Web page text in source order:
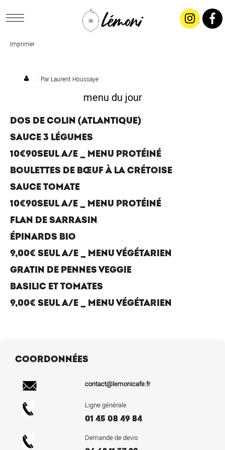
CONCEPT
SALADES & BUFFETS
TRAITEUR
CONTACTEZ-NOUS !
Imprimer
: Par Laurent Houssaye:
menu du jour
DOS DE COLIN (ATLANTIQUE)
SAUCE 3 LÉGUMES
10€90SEUL A/E _ MENU PROTÉINÉ
BOULETTES DE BŒUF À LA CRÉTOISE
SAUCE TOMATE
10€90SEUL A/E _ MENU PROTÉINÉ
FLAN DE SARRASIN
ÉPINARDS BIO
9,00€ SEUL A/E _ MENU VÉGÉTARIEN
GRATIN DE PENNES VEGGIE
BASILIC ET TOMATES
9,00€ SEUL A/E _ MENU VÉGÉTARIEN
COORDONNÉES
contact@lemonicafe.fr
Ligne générale
01 45 08 49 84
Demande de devis